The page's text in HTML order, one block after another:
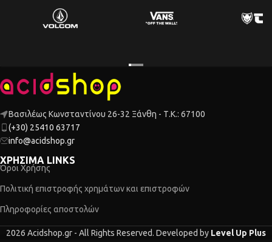
Βασιλέως Κωνσταντίνου 26-32 Ξάνθη - Τ.Κ.: 67100
(+30) 25410 63717
info@acidshop.gr
ΧΡΗΣΙΜΑ LINKS
Όροι Χρήσης
Πολιτική επιστροφής χρημάτων και επιστροφών
Πληροφορίες αποστολών
2026 Acidshop.gr - All Rights Reserved. Developed by Level Up Plus